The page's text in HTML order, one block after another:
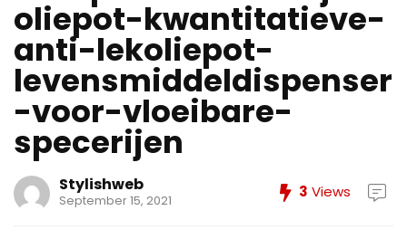
oliepot-kwantitatieve-
anti-lekoliepot-
levensmiddeldispenser
-voor-vloeibare-
specerijen
Stylishweb
September 15, 2021 3 Views